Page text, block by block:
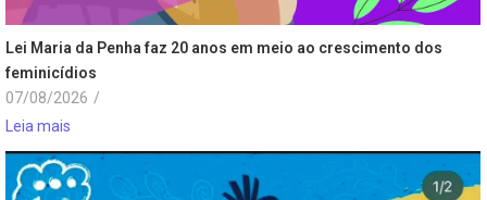
Lei Maria da Penha faz 20 anos em meio ao crescimento dos
feminicídios
07/08/2026 /
Leia mais